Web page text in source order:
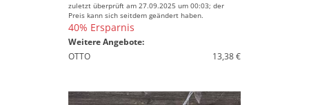
zuletzt überprüft am 27.09.2025 um 00:03; der
Preis kann sich seitdem geändert haben.
40% Ersparnis
Weitere Angebote:
OTTO
13,38 €